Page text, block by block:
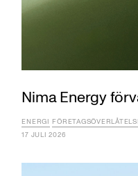
Nima Energy
ENERGI
17 JULI 2026